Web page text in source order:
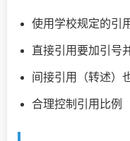
使用学校规定的引
直接引用要加引号
间接引用（转述）
合理控制引用比例